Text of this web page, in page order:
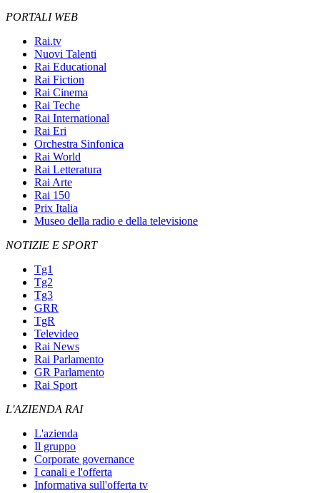
PORTALI WEB
Rai.tv
Nuovi Talenti
Rai Educational
Rai Fiction
Rai Cinema
Rai Teche
Rai International
Rai Eri
Orchestra Sinfonica
Rai World
Rai Letteratura
Rai Arte
Rai 150
Prix Italia
Museo della radio e della televisione
NOTIZIE E SPORT
Tg1
Tg2
Tg3
GRR
TgR
Televideo
Rai News
Rai Parlamento
GR Parlamento
Rai Sport
L'AZIENDA RAI
L'azienda
Il gruppo
Corporate governance
I canali e l'offerta
Informativa sull'offerta tv